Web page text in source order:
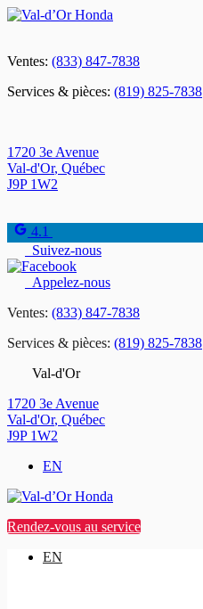
Ventes: (833) 847-7838
Services & pièces: (819) 825-7838
1720 3e Avenue
Val-d'Or, Québec
J9P 1W2
4.1
Suivez-nous
Appelez-nous
Ventes: (833) 847-7838
Services & pièces: (819) 825-7838
Val-d'Or
1720 3e Avenue
Val-d'Or, Québec
J9P 1W2
EN
Rendez-vous au service
EN